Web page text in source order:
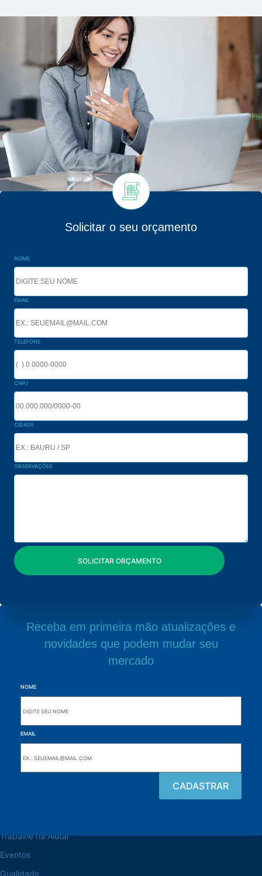
Solicitar o seu orçamento
NOME
EMAIL
TELEFONE
CNPJ
CIDADE
OBSERVAÇÕES
Receba em primeira mão atualizações e
novidades que podem mudar seu
mercado
NOME
EMAIL
Trabalhe na Alutal
Eventos
Qualidade